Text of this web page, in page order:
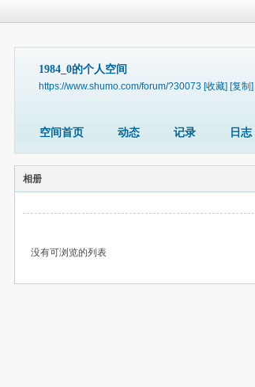
1984_0的个人空间
https://www.shumo.com/forum/?30073 [收藏] [复制]
空间首页 动态 记录 日志
相册
没有可浏览的列表